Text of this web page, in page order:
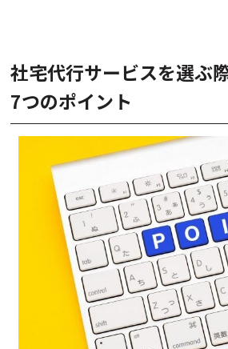
社宅代行サービスを選ぶ
7つのポイント